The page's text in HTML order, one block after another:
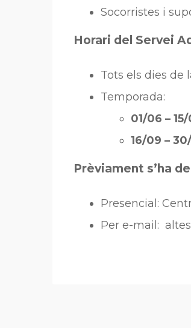
Socorristes i
Horari del Servei
Tots els dies de
Temporada:
01/06 –
16/09 –
Prèviament s’ha
Presencial:
Per e-mail: